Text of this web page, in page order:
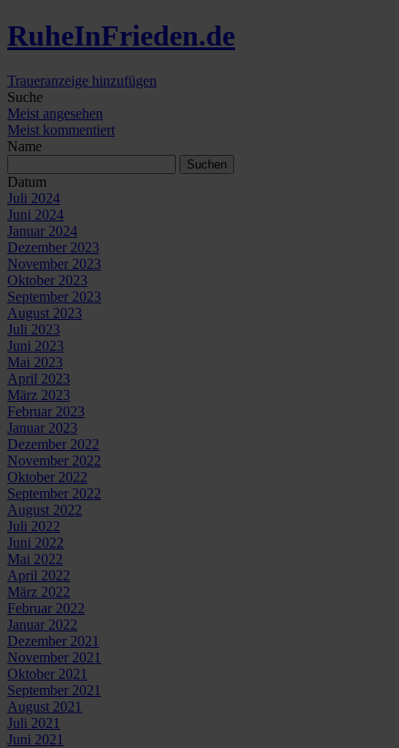
RuheInFrieden.de
Traueranzeige hinzufügen
Suche
Meist angesehen
Meist kommentiert
Name
Datum
Juli 2024
Juni 2024
Januar 2024
Dezember 2023
November 2023
Oktober 2023
September 2023
August 2023
Juli 2023
Juni 2023
Mai 2023
April 2023
März 2023
Februar 2023
Januar 2023
Dezember 2022
November 2022
Oktober 2022
September 2022
August 2022
Juli 2022
Juni 2022
Mai 2022
April 2022
März 2022
Februar 2022
Januar 2022
Dezember 2021
November 2021
Oktober 2021
September 2021
August 2021
Juli 2021
Juni 2021